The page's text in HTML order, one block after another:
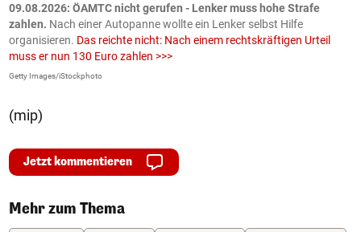
09.08.2026: ÖAMTC nicht gerufen - Lenker muss hohe Strafe
zahlen. Nach einer Autopanne wollte ein Lenker selbst Hilfe
organisieren. Das reichte nicht: Nach einem rechtskräftigen Urteil
muss er nun 130 Euro zahlen >>>
Getty Images/iStockphoto
(mip)
Jetzt kommentieren
Mehr zum Thema